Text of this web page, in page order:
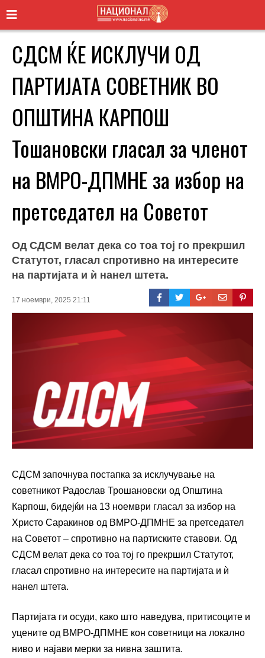
СДСМ ЌЕ ИСКЛУЧИ ОД
ПАРТИЈАТА СОВЕТНИК ВО
ОПШТИНА КАРПОШ
Тошановски гласал за членот
на ВМРО-ДПМНЕ за избор на
претседател на Советот
Од СДСМ велат дека со тоа тој го прекршил
Статутот, гласал спротивно на интересите
на партијата и ѝ нанел штета.
17 ноември, 2025 21:11
СДСМ започнува постапка за исклучување на
советникот Радослав Трошановски од Општина
Карпош, бидејќи на 13 ноември гласал за избор на
Христо Саракинов од ВМРО-ДПМНЕ за претседател
на Советот – спротивно на партиските ставови. Од
СДСМ велат дека со тоа тој го прекршил Статутот,
гласал спротивно на интересите на партијата и ѝ
нанел штета.
Партијата ги осуди, како што наведува, притисоците и
уцените од ВМРО-ДПМНЕ кон советници на локално
ниво и најави мерки за нивна заштита.